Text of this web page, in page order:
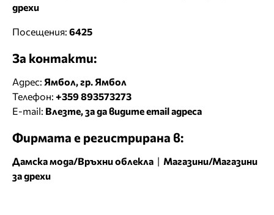
дрехи
Посещения: 6425
За контакти:
Адрес: Ямбол, гр. Ямбол
Телефон: +359 893573273
E-mail: Влезте, за да видите email адреса
Фирмата е регистрирана в:
Дамска мода/Връхни облекла | Магазини/Магазини
за дрехи